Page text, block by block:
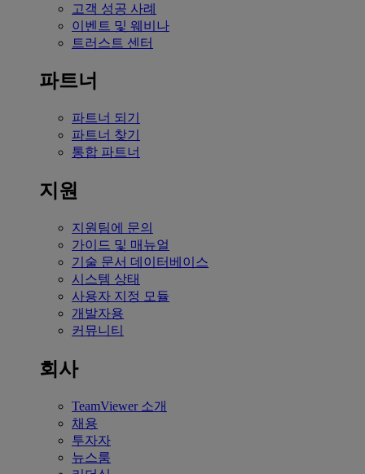
고객 성공 사례
이벤트 및 웨비나
트러스트 센터
파트너
파트너 되기
파트너 찾기
통합 파트너
지원
지원팀에 문의
가이드 및 매뉴얼
기술 문서 데이터베이스
시스템 상태
사용자 지정 모듈
개발자용
커뮤니티
회사
TeamViewer 소개
채용
투자자
뉴스룸